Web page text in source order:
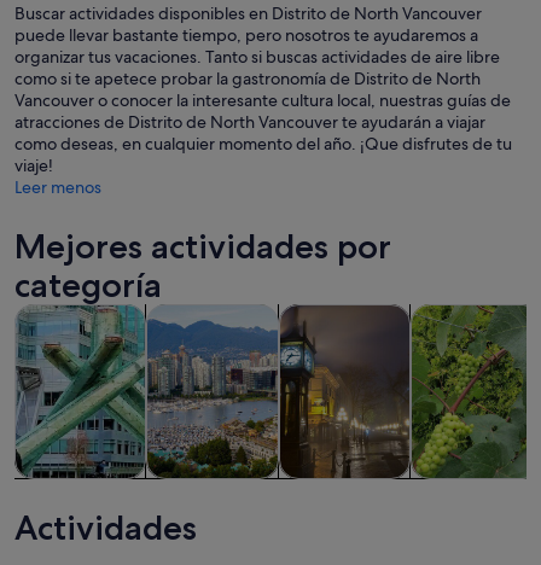
Buscar actividades disponibles en Distrito de North Vancouver
puede llevar bastante tiempo, pero nosotros te ayudaremos a
organizar tus vacaciones. Tanto si buscas actividades de aire libre
como si te apetece probar la gastronomía de Distrito de North
Vancouver o conocer la interesante cultura local, nuestras guías de
atracciones de Distrito de North Vancouver te ayudarán a viajar
como deseas, en cualquier momento del año. ¡Que disfrutes de tu
viaje!
Leer menos
Mejores actividades por
categoría
y excursiones
de un día
Visitas guiadas y excursiones de un día Se abre en una
privadas y
personalizadas
Visitas privadas y personalizadasSe abre en
Historia y culturaSe abre en
Comidas,
Actividades